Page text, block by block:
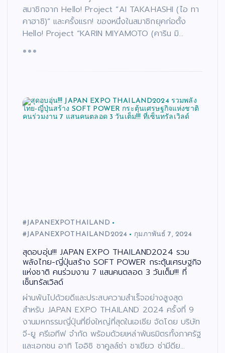
สมาชิกจาก Hello! Project “AI TAKAHASHI (ไอ ทา
คาฮาชิ)” และครั้งแรก! ของหนึ่งในสมาชิกยุคก่อตั้ง
Hello! Project “KARIN MIYAMOTO (คาริน มิ…
#JAPANEXPOTHAILAND
#JAPANEXPOTHAILAND2024
กุมภาพันธ์ 7, 2024
สุดอบอุ่น!!! JAPAN EXPO THAILAND2024 รวม
พลังไทย-ญี่ปุ่นสร้าง SOFT POWER กระตุ้นเศรษฐกิจ
แห่งชาติ คนร่วมงาน 7 แสนคนตลอด 3 วันเต็ม!!! ที่
เซ็นทรัลเวิลด์
ผ่านพ้นไปด้วยดีและประสบความสำเร็จอย่างสูงสุด
สำหรับ JAPAN EXPO THAILAND 2024 ครั้งที่ 9
งานมหกรรมญี่ปุ่นที่ยิ่งใหญ่ที่สุดในเอเชีย จัดโดย บริษัท
จี-ยู ครีเอทีฟ จำกัด พร้อมด้วยเหล่าพันธมิตรทั้งภาครัฐ
และเอกชน อาทิ โออิชิ ชาคูลล์ซ่า ชาเขียว ซ่ามีดีย…